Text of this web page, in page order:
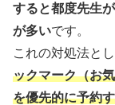
すると都度先生
が多いです。
これの対処法とし
ックマーク（お
を優先的に予約